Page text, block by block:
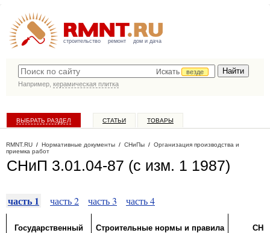
строительство ремонт дом и дача
Искать
везде
Например, керамическая плитка
ВЫБРАТЬ РАЗДЕЛ СТАТЬИ ТОВАРЫ
RMNT.RU / Нормативные документы / СНиПы / Организация производства и
приемка работ
СНиП 3.01.04-87 (с изм. 1 1987)
часть 1 часть 2 часть 3 часть 4
Государственный
Строительные нормы и правила